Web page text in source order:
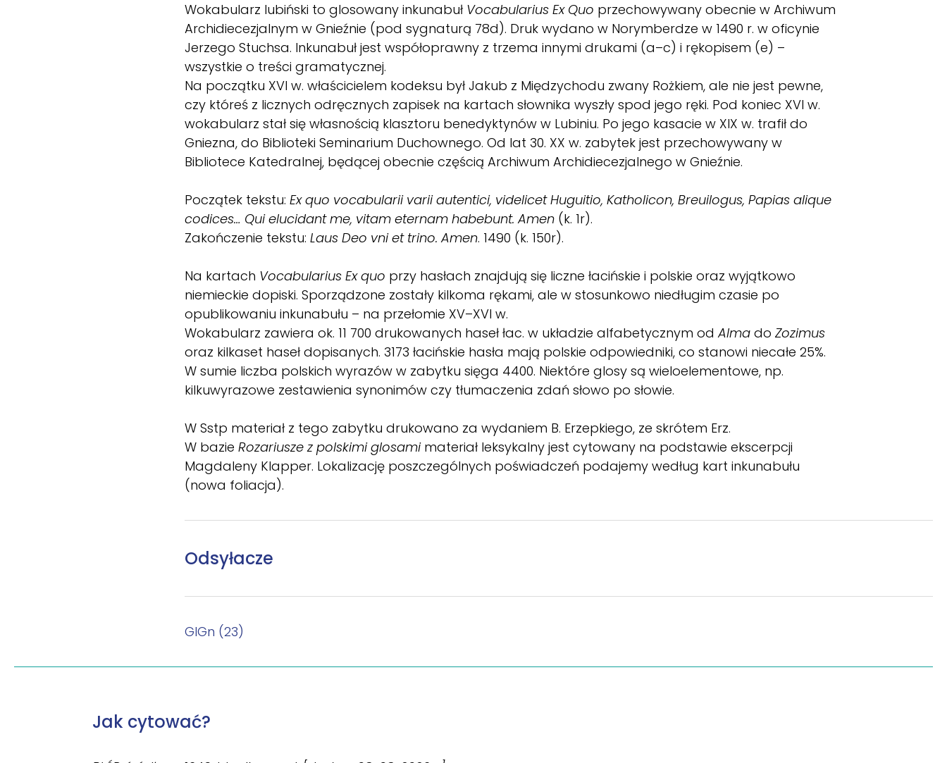
Wokabularz lubiński to glosowany inkunabuł Vocabularius Ex Quo przechowywany obecnie w Archiwum
Archidiecezjalnym w Gnieźnie (pod sygnaturą 78d). Druk wydano w Norymberdze w 1490 r. w oficynie
Jerzego Stuchsa. Inkunabuł jest współoprawny z trzema innymi drukami (a–c) i rękopisem (e) –
wszystkie o treści gramatycznej.
Na początku XVI w. właścicielem kodeksu był Jakub z Międzychodu zwany Rożkiem, ale nie jest pewne,
czy któreś z licznych odręcznych zapisek na kartach słownika wyszły spod jego ręki. Pod koniec XVI w.
wokabularz stał się własnością klasztoru benedyktynów w Lubiniu. Po jego kasacie w XIX w. trafił do
Gniezna, do Biblioteki Seminarium Duchownego. Od lat 30. XX w. zabytek jest przechowywany w
Bibliotece Katedralnej, będącej obecnie częścią Archiwum Archidiecezjalnego w Gnieźnie.
Początek tekstu: Ex quo vocabularii varii autentici, videlicet Huguitio, Katholicon, Breuilogus, Papias alique
codices… Qui elucidant me, vitam eternam habebunt. Amen (k. 1r).
Zakończenie tekstu: Laus Deo vni et trino. Amen. 1490 (k. 150r).
Na kartach Vocabularius Ex quo przy hasłach znajdują się liczne łacińskie i polskie oraz wyjątkowo
niemieckie dopiski. Sporządzone zostały kilkoma rękami, ale w stosunkowo niedługim czasie po
opublikowaniu inkunabułu – na przełomie XV–XVI w.
Wokabularz zawiera ok. 11 700 drukowanych haseł łac. w układzie alfabetycznym odAlma do Zozimus
oraz kilkaset haseł dopisanych. 3173 łacińskie hasła mają polskie odpowiedniki, co stanowi niecałe 25%.
W sumie liczba polskich wyrazów w zabytku sięga 4400. Niektóre glosy są wieloelementowe, np.
kilkuwyrazowe zestawienia synonimów czy tłumaczenia zdań słowo po słowie.
W Sstp materiał z tego zabytku drukowano za wydaniem B. Erzepkiego, ze skrótem Erz.
W bazie Rozariusze z polskimi glosamimateriał leksykalny jest cytowany na podstawie ekscerpcji
Magdaleny Klapper. Lokalizację poszczególnych poświadczeń podajemy według kart inkunabułu
(nowa foliacja).
Odsyłacze
GlGn (23)
Jak cytować?